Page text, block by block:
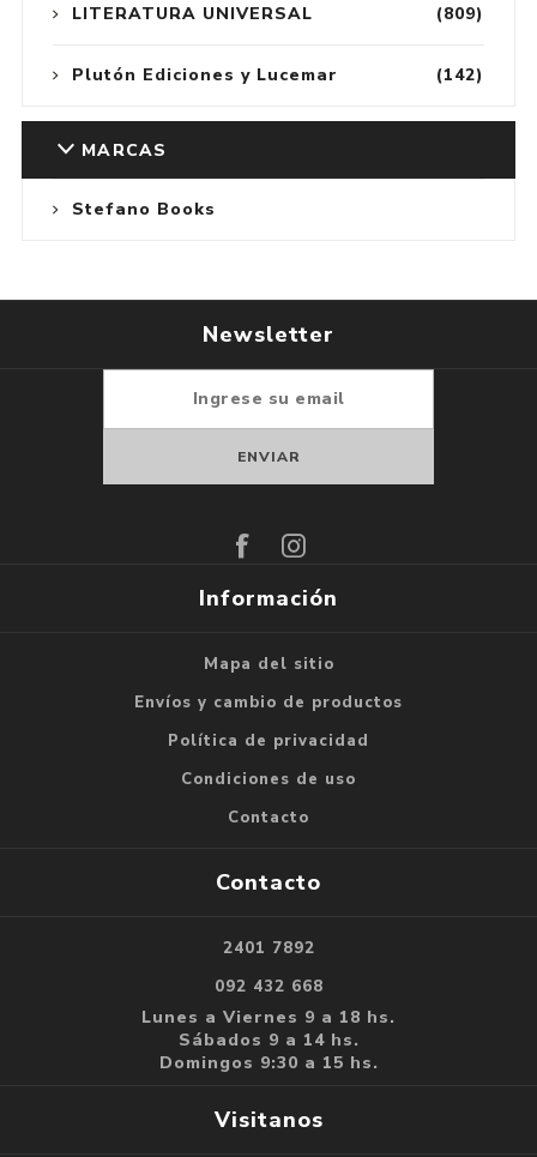
(809)
LITERATURA UNIVERSAL
(142)
Plutón Ediciones y Lucemar
MARCAS
Stefano Books
Newsletter
Información
Mapa del sitio
Envíos y cambio de productos
Política de privacidad
Condiciones de uso
Contacto
Contacto
2401 7892
092 432 668
Lunes a Viernes 9 a 18 hs.
Sábados 9 a 14 hs.
Domingos 9:30 a 15 hs.
Visitanos